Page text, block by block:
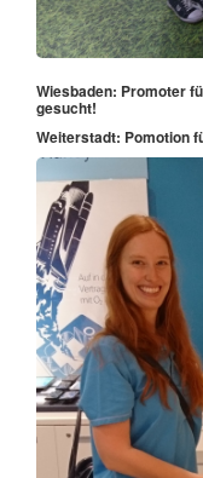
Wiesbaden: Promoter
gesucht!
Weiterstadt: Pomotion